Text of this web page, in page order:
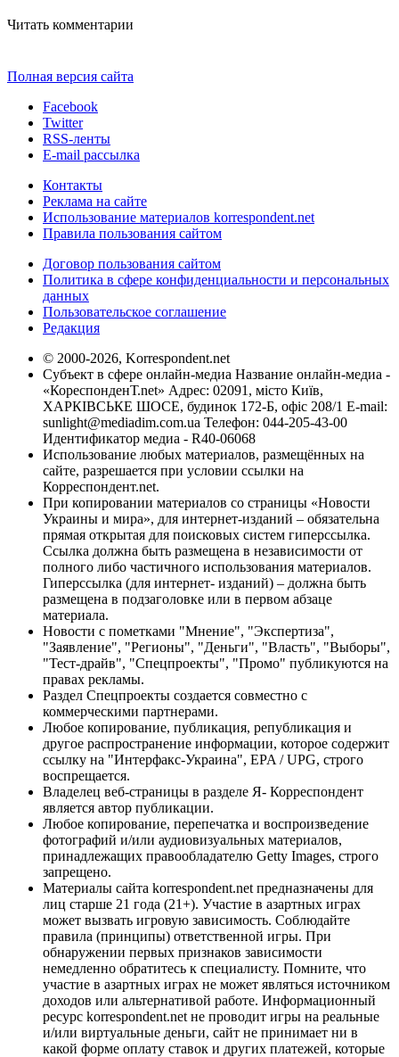
Читать комментарии
Полная версия сайта
Facebook
Twitter
RSS-ленты
E-mail рассылка
Контакты
Реклама на сайте
Использование материалов korrespondent.net
Правила пользования сайтом
Договор пользования сайтом
Политика в сфере конфиденциальности и персональных
данных
Пользовательское соглашение
Редакция
© 2000-2026, Korrespondent.net
Субъект в сфере онлайн-медиа Название онлайн-медиа -
«КореспонденТ.net» Адрес: 02091, місто Київ,
ХАРКІВСЬКЕ ШОСЕ, будинок 172-Б, офіс 208/1 E-mail:
sunlight@mediadim.com.ua Телефон: 044-205-43-00
Идентификатор медиа - R40-06068
Использование любых материалов, размещённых на
сайте, разрешается при условии ссылки на
Корреспондент.net.
При копировании материалов со страницы «Новости
Украины и мира», для интернет-изданий – обязательна
прямая открытая для поисковых систем гиперссылка.
Ссылка должна быть размещена в независимости от
полного либо частичного использования материалов.
Гиперссылка (для интернет- изданий) – должна быть
размещена в подзаголовке или в первом абзаце
материала.
Новости с пометками "Мнение", "Экспертиза",
"Заявление", "Регионы", "Деньги", "Власть", "Выборы",
"Тест-драйв", "Спецпроекты", "Промо" публикуются на
правах рекламы.
Раздел Спецпроекты создается совместно с
коммерческими партнерами.
Любое копирование, публикация, републикация и
другое распространение информации, которое содержит
ссылку на "Интерфакс-Украина", EPA / UPG, строго
воспрещается.
Владелец веб-страницы в разделе Я- Корреспондент
является автор публикации.
Любое копирование, перепечатка и воспроизведение
фотографий и/или аудиовизуальных материалов,
принадлежащих правообладателю Getty Images, строго
запрещено.
Материалы сайта korrespondent.net предназначены для
лиц старше 21 года (21+). Участие в азартных играх
может вызвать игровую зависимость. Соблюдайте
правила (принципы) ответственной игры. При
обнаружении первых признаков зависимости
немедленно обратитесь к специалисту. Помните, что
участие в азартных играх не может являться источником
доходов или альтернативой работе. Информационный
ресурс korrespondent.net не проводит игры на реальные
и/или виртуальные деньги, сайт не принимает ни в
какой форме оплату ставок и других платежей, которые